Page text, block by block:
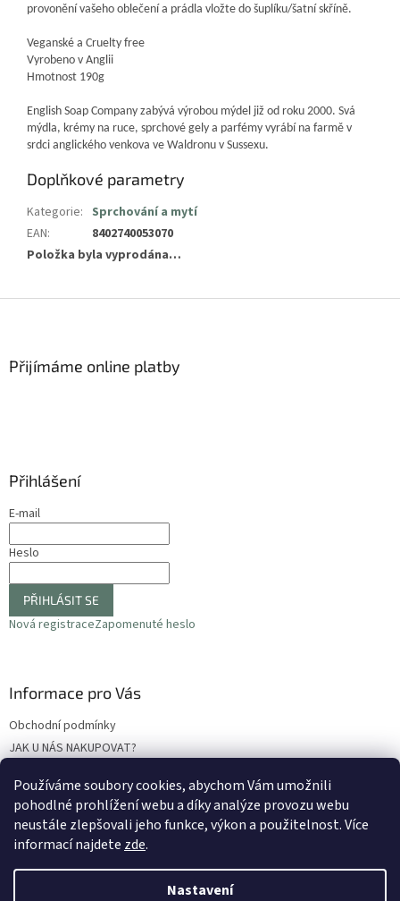
Používáme soubory cookies, abychom Vám umožnili
pohodlné prohlížení webu a díky analýze provozu webu
neustále zlepšovali jeho funkce, výkon a použitelnost. Více
informací najdete zde.
Nastavení
provonění vašeho oblečení a prádla vložte do šuplíku/šatní skříně.
Veganské a Cruelty free
Vyrobeno v Anglii
Hmotnost 190g
English Soap Company zabývá výrobou mýdel již od roku 2000. Svá
mýdla, krémy na ruce, sprchové gely a parfémy vyrábí na farmě v
srdci anglického venkova ve Waldronu v Sussexu.
Doplňkové parametry
Kategorie: Sprchování a mytí
EAN:
8402740053070
Položka byla vyprodána…
Přijímáme online platby
Přihlášení
E-mail
Heslo
PŘIHLÁSIT SE
Nová registraceZapomenuté heslo
Informace pro Vás
Obchodní podmínky
JAK U NÁS NAKUPOVAT?
Odstoupení od smlouvy
Reklamační protokol
Vytvořil Shoptet